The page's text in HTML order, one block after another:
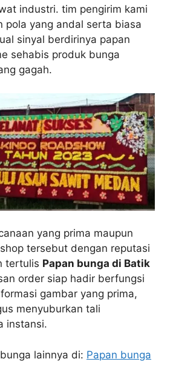
industri. tim pengirim kami
pola yang andal serta biasa
sinyal berdirinya papan
sehabis produk bunga
gagah.
yang prima maupun
tersebut dengan reputasi
tertulis Papan bunga di Batik
order siap hadir berfungsi
gambar yang prima,
menyuburkan tali
instansi.
lainnya di: Papan bunga